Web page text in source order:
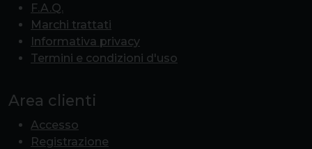
F.A.Q.
Marchi trattati
Informativa privacy
Termini e condizioni d'uso
Area clienti
Accesso
Registrazione